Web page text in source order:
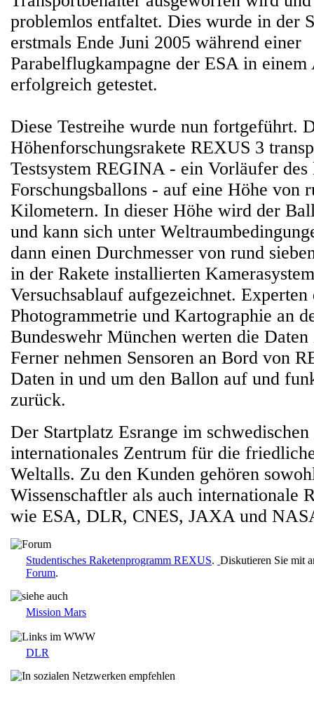
problemlos entfaltet. Dies wurde in der
erstmals Ende Juni 2005 während einer
Parabelflugkampagne der ESA in
erfolgreich getestet.
Diese Testreihe wurde nun fortgeführt.
Höhenforschungsrakete REXUS 3
Testsystem REGINA - ein Vorläufer
Forschungsballons - auf eine Höhe von
Kilometern. In dieser Höhe wird der
und kann sich unter
dann einen Durchmesser von rund
in der Rakete installierten
Versuchsablauf aufgezeichnet.
Photogrammetrie und Kartographie an
Bundeswehr München werten die Daten
Ferner nehmen Sensoren an Bord von
Daten in und um den Ballon auf und
zurück.
Der Startplatz Esrange im
internationales Zentrum für die
Weltalls. Zu den Kunden gehören
Wissenschaftler als auch internationale
wie ESA, DLR, CNES, JAXA und
Studentisches Raketenprogramm REXUS. Diskutieren Sie mit
Forum.
Mission Mars
DLR